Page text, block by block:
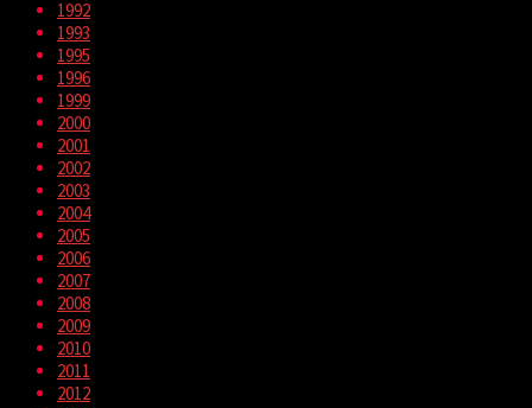
1992
1993
1995
1996
1999
2000
2001
2002
2003
2004
2005
2006
2007
2008
2009
2010
2011
2012